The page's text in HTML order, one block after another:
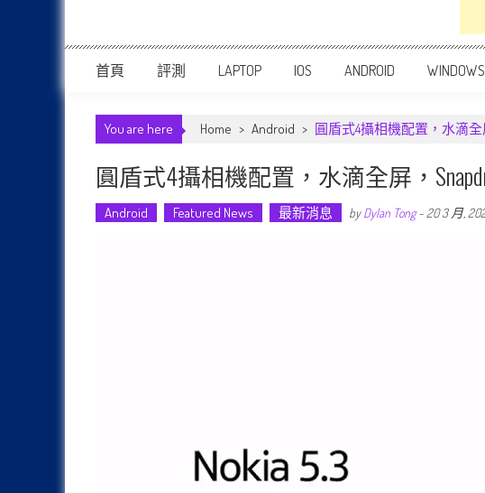
首頁 評測 LAPTOP IOS ANDROID WINDOWS
You are here Home > Android > 圓盾式4攝相機配置，水滴全
圓盾式4攝相機配置，水滴全屏，
Android Featured News 最新消息 byDylan Tong- 20 3 月,